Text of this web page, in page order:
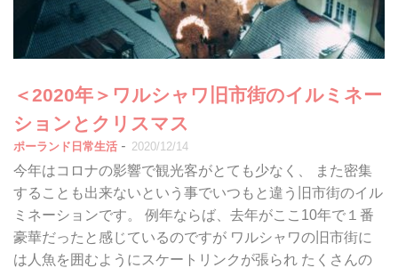
＜2020年＞ワルシャワ旧市街のイルミネー
ションとクリスマス
ポーランド日常生活 - 2020/12/14
今年はコロナの影響で観光客がとても少なく、 また密集
することも出来ないという事でいつもと違う旧市街のイル
ミネーションです。 例年ならば、去年がここ10年で１番
豪華だったと感じているのですが ワルシャワの旧市街に
は人魚を囲むようにスケートリンクが張られ たくさんの